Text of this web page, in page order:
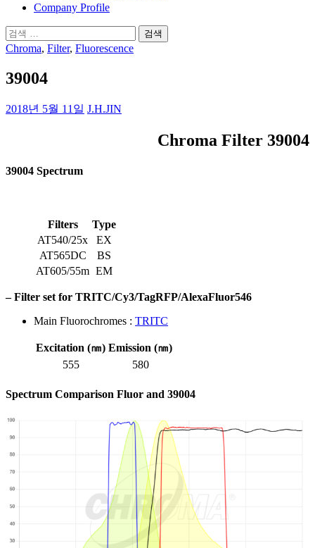
Company Profile
검
색:
Chroma, Filter, Fluorescence
39004
2018년 5월 11일 J.H.JIN
Chroma Filter 39004
39004 Spectrum
Filters
Type
AT540/25x
EX
AT565DC
BS
AT605/55m EM
– Filter set for TRITC/Cy3/TagRFP/AlexaFluor546
Main Fluorochromes : TRITC
Excitation (㎚) Emission (㎚)
555
580
Spectrum Comparison Fluor and 39004